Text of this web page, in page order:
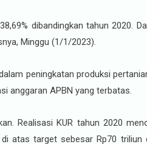
dibandingkan tahun 2020.
Minggu (1/1/2023).
peningkatan produksi
anggaran APBN yang terbatas.
Realisasi KUR tahun 2020
atas target sebesar Rp70